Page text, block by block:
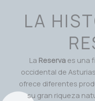
LA
La Reserva es una
occidental de
ofrece diferentes
su gran riqueza